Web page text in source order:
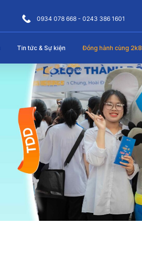
0934 078 668 - 0243 386 1601
Tin tức & Sự kiện Đồng hành cùng 2k8